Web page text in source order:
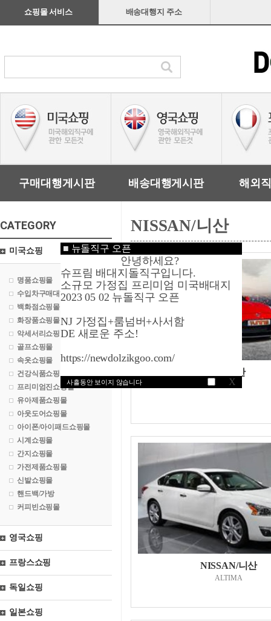
■ 뉴돌직구 오픈
안녕하세요?
슈프림 배대지돌직구입니다.
소규모 가정집 프리미엄 미국배대지
2023 05 02 뉴돌직구 오픈
NJ 가정집+룸넘버+사서함
DE 새로운 주소!
https://newdolzikgoo.com/
사흘동안 보이지 않습니다 X
쇼핑몰 서비스 배송대행지 주소
구매대행게시판 배송대행게시판 해외
CATEGORY
미국쇼핑
명품쇼핑몰
수입차구매대행
백화점쇼핑몰
화장품쇼핑몰
악세서리쇼핑몰
골프쇼핑몰
속옷쇼핑몰
건강식품쇼핑몰
프리미엄진쇼핑몰
유아제품쇼핑몰
아웃도어쇼핑몰
아이폰/아이패드쇼핑몰
시계쇼핑몰
간지쇼핑몰
가전제품쇼핑몰
신발쇼핑몰
핸드백/가방
커피빈쇼핑몰
영국쇼핑
프랑스쇼핑
독일쇼핑
일본쇼핑
NISSAN/니산
NISSAN/니산
370Z
NISSAN/니산
ALTIMA